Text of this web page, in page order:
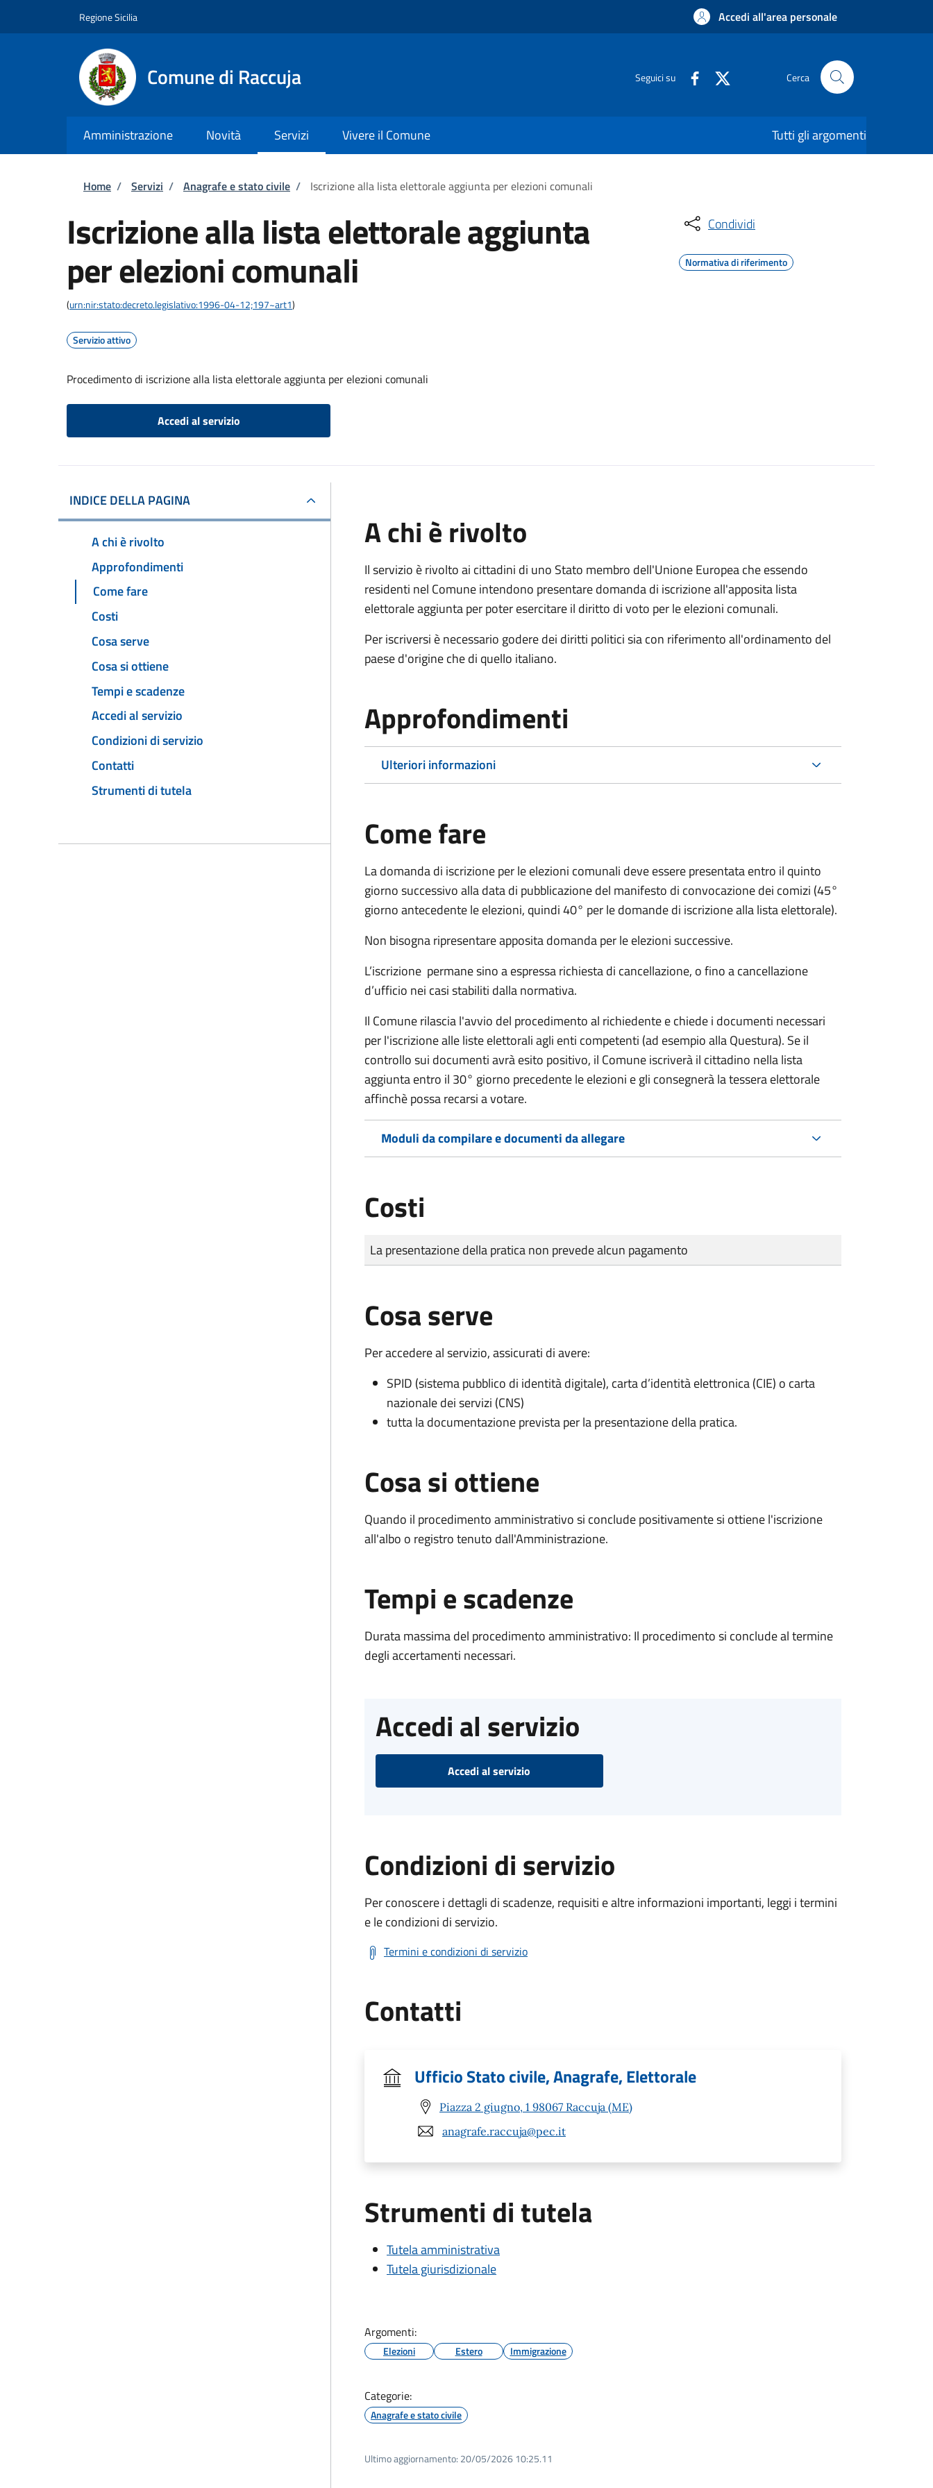
Regione Sicilia Accedi all'area personale
Comune di Raccuja Seguici su Cerca
Amministrazione Novità Servizi Vivere il Comune Tutti gli argomenti
Briciole di pane
Home / Servizi / Anagrafe e stato civile / Iscrizione alla lista elettorale aggiunta per elezioni comunali
Iscrizione alla lista elettorale aggiunta
per elezioni comunali
(urn:nir:stato:decreto.legislativo:1996-04-12;197~art1)
Servizio attivo
Procedimento di iscrizione alla lista elettorale aggiunta per elezioni comunali
Accedi al servizio
Condividi
Normativa di riferimento
INDICE DELLA PAGINA
A chi è rivolto
Approfondimenti
Come fare
Costi
Cosa serve
Cosa si ottiene
Tempi e scadenze
Accedi al servizio
Condizioni di servizio
Contatti
Strumenti di tutela
A chi è rivolto
Il servizio è rivolto ai cittadini di uno Stato membro dell'Unione Europea che essendo
residenti nel Comune intendono presentare domanda di iscrizione all'apposita lista
elettorale aggiunta per poter esercitare il diritto di voto per le elezioni comunali.
Per iscriversi è necessario godere dei diritti politici sia con riferimento all'ordinamento del
paese d'origine che di quello italiano.
Approfondimenti
Ulteriori informazioni
Come fare
La domanda di iscrizione per le elezioni comunali deve essere presentata entro il quinto
giorno successivo alla data di pubblicazione del manifesto di convocazione dei comizi (45°
giorno antecedente le elezioni, quindi 40° per le domande di iscrizione alla lista elettorale).
Non bisogna ripresentare apposita domanda per le elezioni successive.
L’iscrizione permane sino a espressa richiesta di cancellazione, o fino a cancellazione
d’ufficio nei casi stabiliti dalla normativa.
Il Comune rilascia l'avvio del procedimento al richiedente e chiede i documenti necessari
per l'iscrizione alle liste elettorali agli enti competenti (ad esempio alla Questura). Se il
controllo sui documenti avrà esito positivo, il Comune iscriverà il cittadino nella lista
aggiunta entro il 30° giorno precedente le elezioni e gli consegnerà la tessera elettorale
affinchè possa recarsi a votare.
Moduli da compilare e documenti da allegare
Costi
Tipo di pagamento
Importo
La presentazione della pratica non prevede alcun pagamento
Cosa serve
Per accedere al servizio, assicurati di avere:
SPID (sistema pubblico di identità digitale), carta d’identità elettronica (CIE) o carta
nazionale dei servizi (CNS)
tutta la documentazione prevista per la presentazione della pratica.
Cosa si ottiene
Quando il procedimento amministrativo si conclude positivamente si ottiene l'iscrizione
all'albo o registro tenuto dall'Amministrazione.
Tempi e scadenze
Durata massima del procedimento amministrativo: Il procedimento si conclude al termine
degli accertamenti necessari.
Accedi al servizio
Accedi al servizio
Condizioni di servizio
Per conoscere i dettagli di scadenze, requisiti e altre informazioni importanti, leggi i termini
e le condizioni di servizio.
Termini e condizioni di servizio
Contatti
Ufficio Stato civile, Anagrafe, Elettorale
Piazza 2 giugno, 1 98067 Raccuja (ME)
anagrafe.raccuja@pec.it
Strumenti di tutela
Tutela amministrativa
Tutela giurisdizionale
Argomenti:
Elezioni Estero Immigrazione
Categorie:
Anagrafe e stato civile
Ultimo aggiornamento: 20/05/2026 10:25.11